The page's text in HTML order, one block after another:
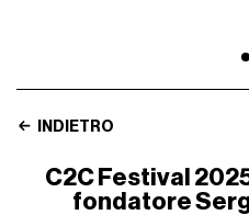
INDIETRO
C2C Festival
fondatore